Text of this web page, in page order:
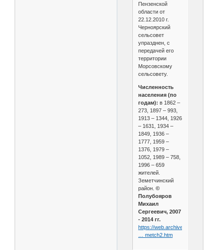
Пензенской
области от
22.12.2010 г.
Черноярский
сельсовет
упразднен, с
передачей его
территории
Морсовскому
сельсовету.
Численность
населения (по
годам): в 1862 –
273, 1897 – 993,
1913 – 1344, 1926
– 1631, 1934 –
1849, 1936 –
1777, 1959 –
1376, 1979 –
1052, 1989 – 758,
1996 – 659
жителей.
Земетчинский
район. ©
Полубояров
Михаил
Сергеевич, 2007
- 2014 гг.
https://web.archive.org/web/
… metch2.htm